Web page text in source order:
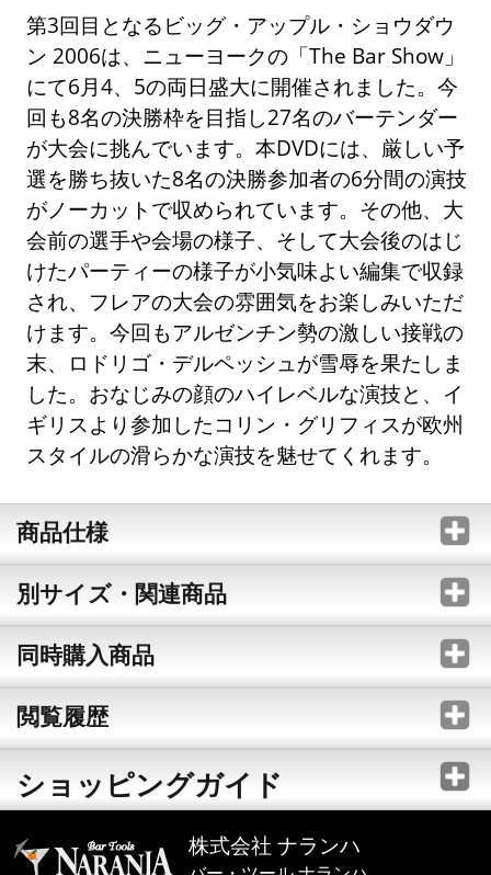
第3回目となるビッグ・アップル・ショウダウ
ン 2006は、ニューヨークの「The Bar Show」
にて6月4、5の両日盛大に開催されました。今
回も8名の決勝枠を目指し27名のバーテンダー
が大会に挑んでいます。本DVDには、厳しい予
選を勝ち抜いた8名の決勝参加者の6分間の演技
がノーカットで収められています。その他、大
会前の選手や会場の様子、そして大会後のはじ
けたパーティーの様子が小気味よい編集で収録
され、フレアの大会の雰囲気をお楽しみいただ
けます。今回もアルゼンチン勢の激しい接戦の
末、ロドリゴ・デルペッシュが雪辱を果たしま
した。おなじみの顔のハイレベルな演技と、イ
ギリスより参加したコリン・グリフィスが欧州
スタイルの滑らかな演技を魅せてくれます。
商品仕様
別サイズ・関連商品
同時購入商品
閲覧履歴
ショッピングガイド
株式会社 ナランハ